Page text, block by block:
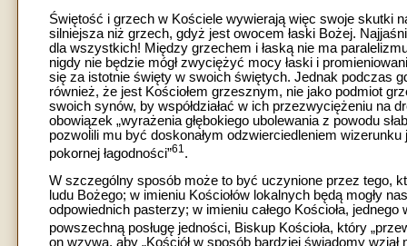
Świętość i grzech w Kościele wywierają więc swoje skutki
silniejsza niż grzech, gdyż jest owocem łaski Bożej.
dla wszystkich! Między grzechem i łaską nie ma
nigdy nie będzie mógł zwyciężyć mocy łaski i
się za istotnie święty w swoich świętych. Jednak podczas
również, że jest Kościołem grzesznym, nie jako podmiot
swoich synów, by współdziałać w ich przezwyciężeniu na
obowiązek „wyrażenia głębokiego ubolewania z powodu
pozwolili mu być doskonałym odzwierciedleniem
pokornej łagodności”61.
W szczególny sposób może to być uczynione przez tego,
ludu Bożego; w imieniu Kościołów lokalnych będą mogły
odpowiednich pasterzy; w imieniu całego Kościoła,
powszechną posługę jedności, Biskup Kościoła, który
on wzywa, aby „Kościół w sposób bardziej świadomy